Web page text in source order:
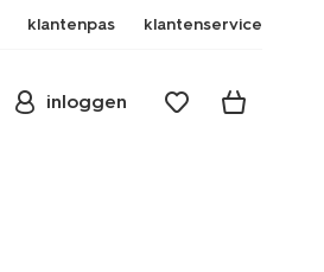
klantenpas klantenservice
inloggen